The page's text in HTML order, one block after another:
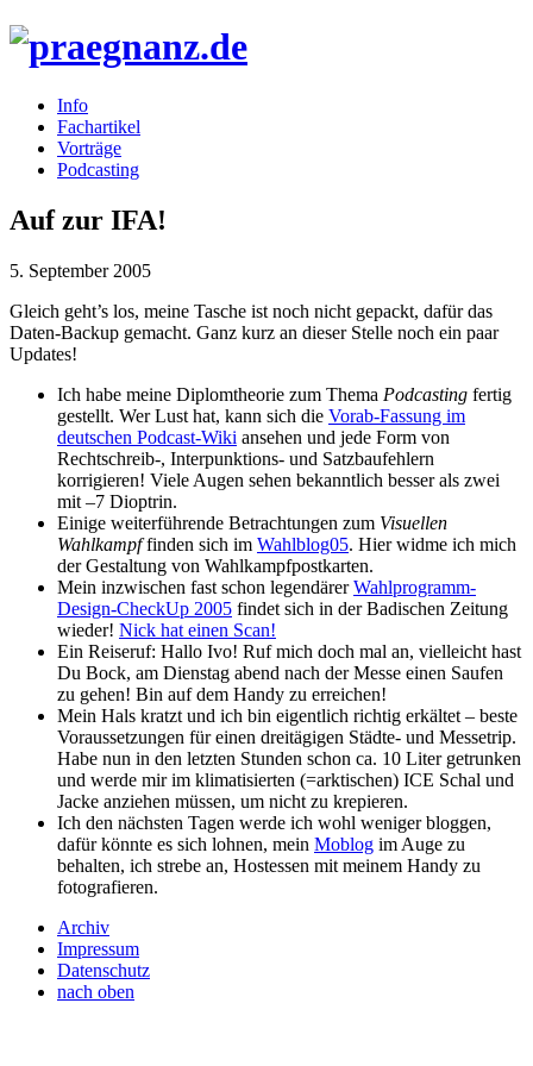
Info
Fachartikel
Vorträge
Podcasting
Auf zur IFA!
5. September 2005
Gleich geht’s los, meine Tasche ist noch nicht gepackt, dafür das
Daten-Backup gemacht. Ganz kurz an dieser Stelle noch ein paar
Updates!
Ich habe meine Diplomtheorie zum Thema Podcasting fertig
gestellt. Wer Lust hat, kann sich die Vorab-Fassung im
deutschen Podcast-Wiki ansehen und jede Form von
Rechtschreib-, Interpunktions- und Satzbaufehlern
korrigieren! Viele Augen sehen bekanntlich besser als zwei
mit –7 Dioptrin.
Einige weiterführende Betrachtungen zum Visuellen
Wahlkampffinden sich im Wahlblog05. Hier widme ich mich
der Gestaltung von Wahlkampfpostkarten.
Mein inzwischen fast schon legendärerWahlprogramm-
Design-CheckUp 2005 findet sich in der Badischen Zeitung
wieder! Nick hat einen Scan!
Ein Reiseruf: Hallo Ivo! Ruf mich doch mal an, vielleicht hast
Du Bock, am Dienstag abend nach der Messe einen Saufen
zu gehen! Bin auf dem Handy zu erreichen!
Mein Hals kratzt und ich bin eigentlich richtig erkältet – beste
Voraussetzungen für einen dreitägigen Städte- und Messetrip.
Habe nun in den letzten Stunden schon ca. 10 Liter getrunken
und werde mir im klimatisierten (=arktischen) ICE Schal und
Jacke anziehen müssen, um nicht zu krepieren.
Ich den nächsten Tagen werde ich wohl weniger bloggen,
dafür könnte es sich lohnen, mein Moblog im Auge zu
behalten, ich strebe an, Hostessen mit meinem Handy zu
fotografieren.
Archiv
Impressum
Datenschutz
nach oben